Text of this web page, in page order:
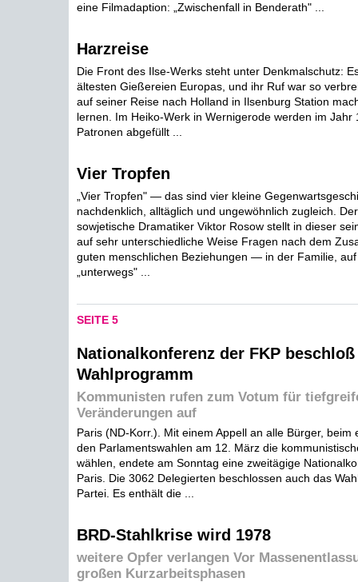
eine Filmadaption: „Zwischenfall in Benderath" ...
Harzreise
Die Front des Ilse-Werks steht unter Denkmalschutz:
ältesten Gießereien Europas, und ihr Ruf war so
auf seiner Reise nach Holland in Ilsenburg Station
lernen. Im Heiko-Werk in Wernigerode werden im Jahr
Patronen abgefüllt ...
Vier Tropfen
„Vier Tropfen" — das sind vier kleine
nachdenklich, alltäglich und ungewöhnlich zugleich.
sowjetische Dramatiker Viktor Rosow stellt in dieser
auf sehr unterschiedliche Weise Fragen nach dem
guten menschlichen Beziehungen — in der Familie, auf
„unterwegs" ...
SEITE 5
Nationalkonferenz der FKP beschloß
Wahlprogramm
Kommunisten rufen zum Votum für
Veränderungen auf
Paris (ND-Korr.). Mit einem Appell an alle Bürger, beim
den Parlamentswahlen am 12. März die
wählen, endete am Sonntag eine zweitägige
Paris. Die 3062 Delegierten beschlossen auch das
Partei. Es enthält die ...
BRD-Stahlkrise wird 1978
weitere Opfer verlangen Vor
großen Kurzarbeitsphasen